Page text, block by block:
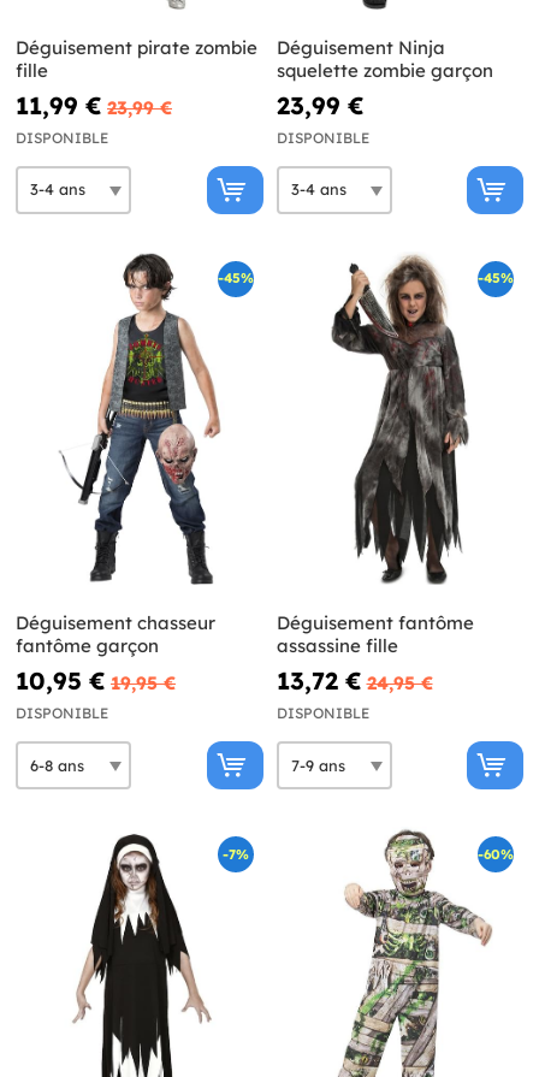
Déguisement pirate zombie
fille
11,99 € 23,99 €
DISPONIBLE
Déguisement Ninja
squelette zombie garçon
23,99 €
DISPONIBLE
-45%
Déguisement chasseur
fantôme garçon
10,95 € 19,95 €
DISPONIBLE
-45%
Déguisement fantôme
assassine fille
13,72 € 24,95 €
DISPONIBLE
-7% -60%